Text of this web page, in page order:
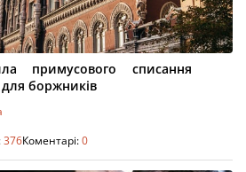
примусового списання
боржників
376Коментарі:0